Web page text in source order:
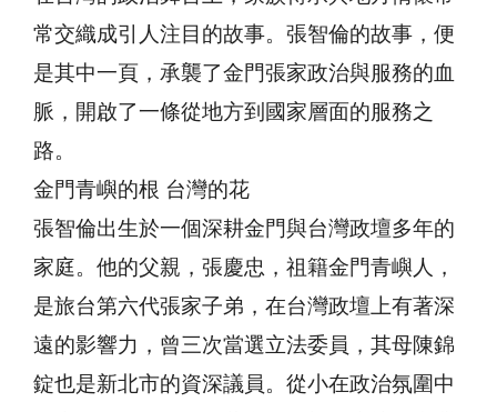
常交織成引人注目的故事。張智倫的故事，便
是其中一頁，承襲了金門張家政治與服務的血
脈，開啟了一條從地方到國家層面的服務之
路。
金門青嶼的根 台灣的花
張智倫出生於一個深耕金門與台灣政壇多年的
家庭。他的父親，張慶忠，祖籍金門青嶼人，
是旅台第六代張家子弟，在台灣政壇上有著深
遠的影響力，曾三次當選立法委員，其母陳錦
錠也是新北市的資深議員。從小在政治氛圍中